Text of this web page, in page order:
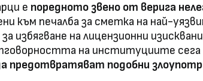
е поредното звено от верига
към печалба за сметка на най-
избягване на лицензионни
на институциите сега
предотвратяват подобни